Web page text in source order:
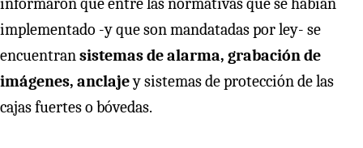
implementado -y que son mandatadas por ley- se
encuentransistemas de alarma, grabación de
imágenes, anclajey sistemas de protección de las
cajas fuertes o bóvedas.